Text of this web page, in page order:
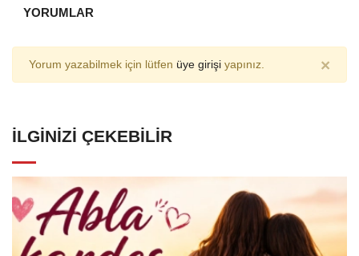
YORUMLAR
Yorum yazabilmek için lütfen üye girişi yapınız. ×
İLGINIZI ÇEKEBILIR